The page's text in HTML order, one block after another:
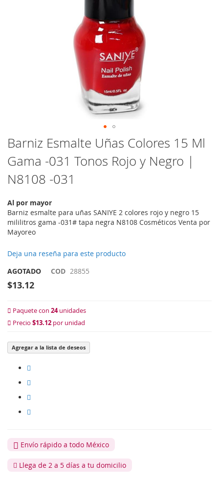
Saltar
al
comienzo
de
la
imágenes
Barniz Esmalte Uñas Colores 15 Ml
Gama -031 Tonos Rojo y Negro |
N8108 -031
Al por mayor
Barniz esmalte para uñas SANIYE 2 colores rojo y negro 15
mililitros gama -031# tapa negra N8108 Cosméticos Venta por
Mayoreo
Deja una reseña para este producto
AGOTADO
COD 28855
$13.12
Paquete con 24unidades
Precio $13.12 por unidad
Agregar a la lista de deseos
Envío rápido a todo México
Llega de 2 a 5 días a tu domicilio